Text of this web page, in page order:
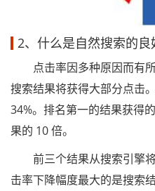
2、什么是自然搜索的良
点击率因多种原因而有所
搜索结果将获得大部分点击
34%。排名第一的结果获得
果的 10 倍。
前三个结果从搜索引擎将
击率下降幅度最大的是搜索